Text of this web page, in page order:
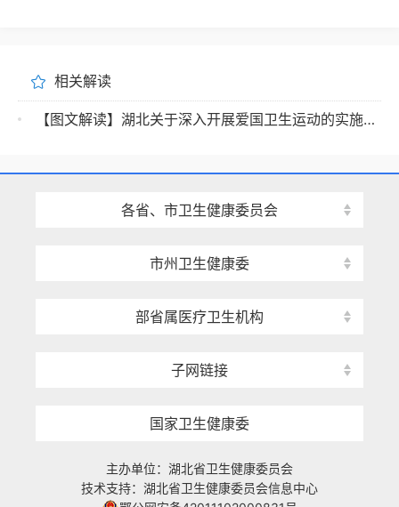
相关解读
【图文解读】湖北关于深入开展爱国卫生运动的实施意见
各省、市卫生健康委员会
市州卫生健康委
部省属医疗卫生机构
子网链接
国家卫生健康委
主办单位：湖北省卫生健康委员会
技术支持：湖北省卫生健康委员会信息中心